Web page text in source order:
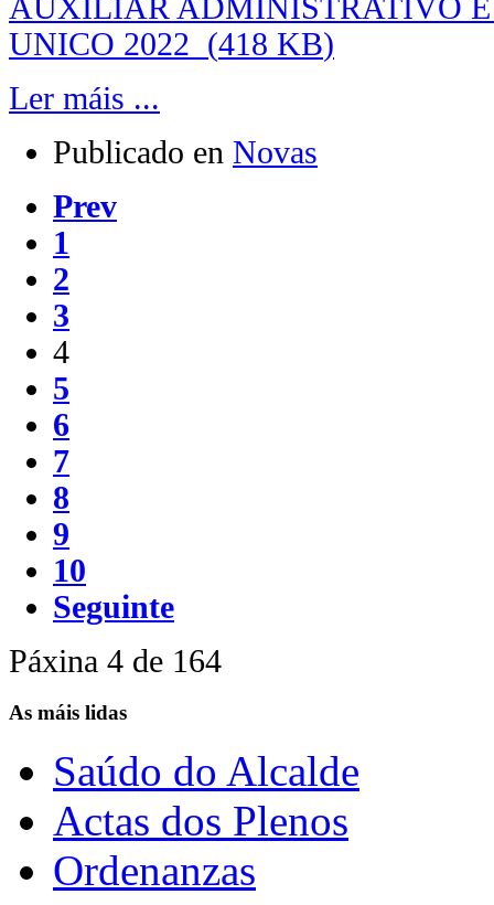
AUXILIAR ADMINISTRATIVO
UNICO 2022 (418 KB)
Ler máis ...
Publicado en Novas
Prev
1
2
3
4
5
6
7
8
9
10
Seguinte
Páxina 4 de 164
As máis lidas
Saúdo do Alcalde
Actas dos Plenos
Ordenanzas